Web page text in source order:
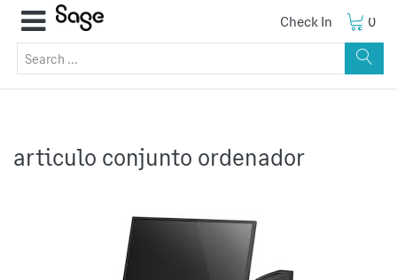
Check In 0
articulo conjunto ordenador